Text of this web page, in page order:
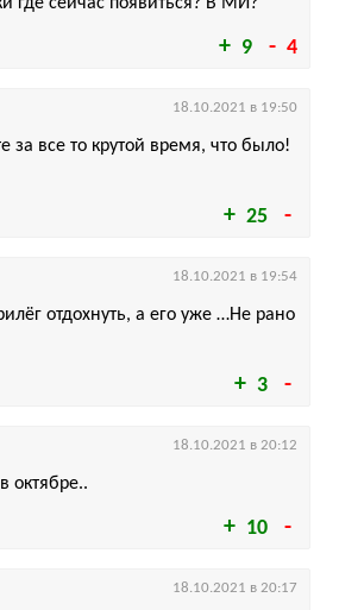
9 4
25
за все то крутой время, что было!
18.10.2021 в 19:50
3
отдохнуть, а его уже …Не рано
18.10.2021 в 19:54
10
октябре..
18.10.2021 в 20:12
18.10.2021 в 20:17